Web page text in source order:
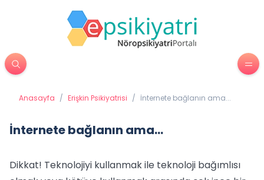
Anasayfa / Erişkin Psikiyatrisi / İnternete bağlanın ama...
İnternete bağlanın ama...
Dikkat! Teknolojiyi kullanmak ile teknoloji bağımlısı